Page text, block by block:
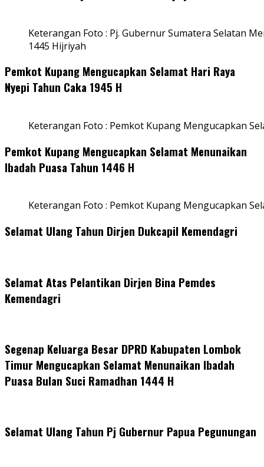
Keterangan Foto : Pj. Gubernur Sumatera Selatan
1445 Hijriyah
Pemkot Kupang Mengucapkan Selamat Hari Raya
Nyepi Tahun Caka 1945 H
Keterangan Foto : Pemkot Kupang Mengucapkan
Pemkot Kupang Mengucapkan Selamat Menunaikan
Ibadah Puasa Tahun 1446 H
Keterangan Foto : Pemkot Kupang Mengucapkan
Selamat Ulang Tahun Dirjen Dukcapil Kemendagri
Selamat Atas Pelantikan Dirjen Bina Pemdes
Kemendagri
Segenap Keluarga Besar DPRD Kabupaten Lombok
Timur Mengucapkan Selamat Menunaikan Ibadah
Puasa Bulan Suci Ramadhan 1444 H
Selamat Ulang Tahun Pj Gubernur Papua Pegunungan